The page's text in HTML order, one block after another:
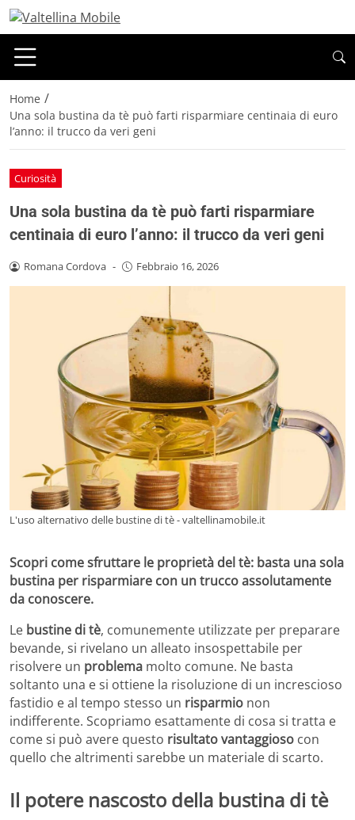
Home /
Una sola bustina da tè può farti risparmiare centinaia di euro
l’anno: il trucco da veri geni
Curiosità
Una sola bustina da tè può farti risparmiare
centinaia di euro l’anno: il trucco da veri geni
Romana Cordova - Febbraio 16, 2026
L'uso alternativo delle bustine di tè - valtellinamobile.it
Scopri come sfruttare le proprietà del tè: basta una sola
bustina per risparmiare con un trucco assolutamente
da conoscere.
Le bustine di tè, comunemente utilizzate per preparare
bevande, si rivelano un alleato insospettabile per
risolvere un problema molto comune. Ne basta
soltanto una e si ottiene la risoluzione di un increscioso
fastidio e al tempo stesso un risparmio non
indifferente. Scopriamo esattamente di cosa si tratta e
come si può avere questo risultato vantaggioso con
quello che altrimenti sarebbe un materiale di scarto.
Il potere nascosto della bustina di tè